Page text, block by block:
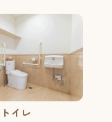
トイレ